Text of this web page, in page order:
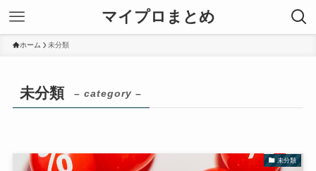
マイプロまとめ
ホーム 未分類
未分類 – category –
未分類